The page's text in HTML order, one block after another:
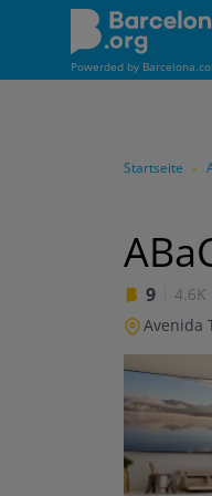
Powerded by
Startseite »
9
4.6K
Avenida